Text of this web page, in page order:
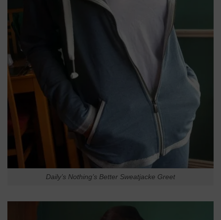
Daily’s Nothing’s Better Sweatjacke Greet